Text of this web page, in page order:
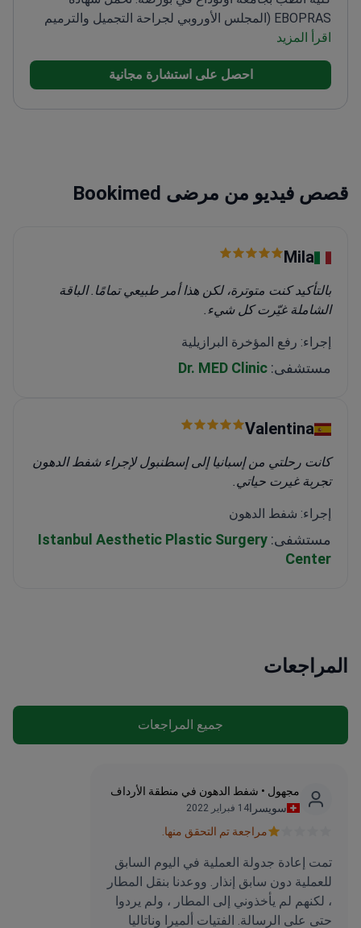
EBOPRAS (المجلس الأوروبي لجراحة التجميل والترميم
والجراحة التجميلية).
وتدريبات متقدمة، ما يبقي ممارستها مواكبة للمستجدات.
والوظيفة والنتائج الطبيعية.
اقرأ المزيد
احصل على استشارة مجانية
قصص فيديو من مرضى Bookimed
Mіla
بالتأكيد كنت متوترة، لكن هذا أمر طبيعي تمامًا. الباقة
الشاملة غيّرت كل شيء.
إجراء: رفع المؤخرة البرازيلية
مستشفى: Dr. MED Clinic
Valentina
كانت رحلتي من إسبانيا إلى إسطنبول لإجراء شفط الدهون
تجربة غيرت حياتي.
إجراء: شفط الدهون
مستشفى: Istanbul Aesthetic Plastic Surgery
Center
المراجعات
جميع المراجعات
مجهول • شفط الدهون في منطقة الأرداف
سويسرا14 فبراير 2022
مراجعة تم التحقق منها.
تمت إعادة جدولة العملية في اليوم السابق
للعملية دون سابق إنذار. ووعدنا بنقل المطار
، لكنهم لم يأخذوني إلى المطار ، ولم يردوا
حتى على الرسالة. الفتيات ألميرا وناتاليا